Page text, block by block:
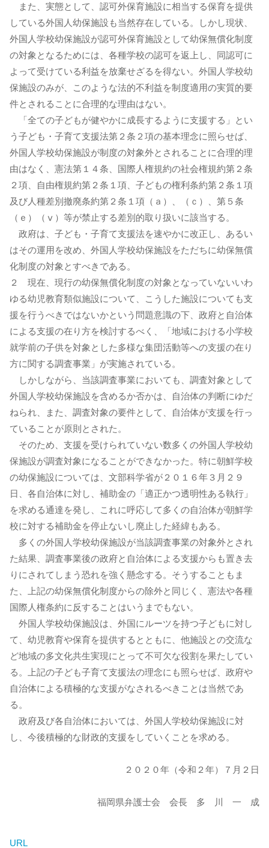
また、実態として、認可外保育施設に相当する保育を提供
している外国人幼保施設も当然存在している。しかし現状、
外国人学校幼保施設が認可外保育施設として幼保無償化制度
の対象となるためには、各種学校の認可を返上し、同認可に
よって受けている利益を放棄せざるを得ない。外国人学校幼
保施設のみが、このような法的不利益を制度適用の実質的要
件とされることに合理的な理由はない。
「全ての子どもが健やかに成長するように支援する」とい
う子ども・子育て支援法第２条２項の基本理念に照らせば、
外国人学校幼保施設が制度の対象外とされることに合理的理
由はなく、憲法第１４条、国際人権規約の社会権規約第２条
２項、自由権規約第２条１項、子どもの権利条約第２条１項
及び人種差別撤廃条約第２条１項（ａ）、（ｃ）、第５条
（ｅ）（ⅴ）等が禁止する差別的取り扱いに該当する。
政府は、子ども・子育て支援法を速やかに改正し、あるい
はその運用を改め、外国人学校幼保施設をただちに幼保無償
化制度の対象とすべきである。
２ 現在、現行の幼保無償化制度の対象となっていないいわ
ゆる幼児教育類似施設について、こうした施設についても支
援を行うべきではないかという問題意識の下、政府と自治体
による支援の在り方を検討するべく、「地域における小学校
就学前の子供を対象とした多様な集団活動等への支援の在り
方に関する調査事業」が実施されている。
しかしながら、当該調査事業においても、調査対象として
外国人学校幼保施設を含めるか否かは、自治体の判断にゆだ
ねられ、また、調査対象の要件として、自治体が支援を行っ
ていることが原則とされた。
そのため、支援を受けられていない数多くの外国人学校幼
保施設が調査対象になることができなかった。特に朝鮮学校
の幼保施設については、文部科学省が２０１６年３月２９
日、各自治体に対し、補助金の「適正かつ透明性ある執行」
を求める通達を発し、これに呼応して多くの自治体が朝鮮学
校に対する補助金を停止ないし廃止した経緯もある。
多くの外国人学校幼保施設が当該調査事業の対象外とされ
た結果、調査事業後の政府と自治体による支援からも置き去
りにされてしまう恐れを強く懸念する。そうすることもま
た、上記の幼保無償化制度からの除外と同じく、憲法や各種
国際人権条約に反することはいうまでもない。
外国人学校幼保施設は、外国にルーツを持つ子どもに対し
て、幼児教育や保育を提供するとともに、他施設との交流な
ど地域の多文化共生実現にとって不可欠な役割を果たしてい
る。上記の子ども子育て支援法の理念にも照らせば、政府や
自治体による積極的な支援がなされるべきことは当然であ
る。
政府及び各自治体においては、外国人学校幼保施設に対
し、今後積極的な財政的支援をしていくことを求める。
２０２０年（令和２年）７月２日
福岡県弁護士会 会長 多 川 一 成
URL